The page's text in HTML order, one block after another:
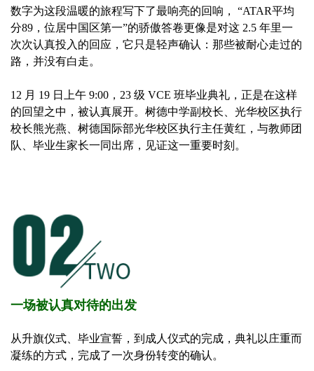
数字为这段温暖的旅程写下了最响亮的回响， “ATAR平均
分89，位居中国区第一”的骄傲答卷更像是对这 2.5 年里一
次次认真投入的回应，它只是轻声确认：那些被耐心走过的
路，并没有白走。
12 月 19 日上午 9:00，23 级 VCE 班毕业典礼，正是在这样
的回望之中，被认真展开。树德中学副校长、光华校区执行
校长熊光燕、树德国际部光华校区执行主任黄红，与教师团
队、毕业生家长一同出席，见证这一重要时刻。
一场被认真对待的出发
从升旗仪式、毕业宣誓，到成人仪式的完成，典礼以庄重而
凝练的方式，完成了一次身份转变的确认。